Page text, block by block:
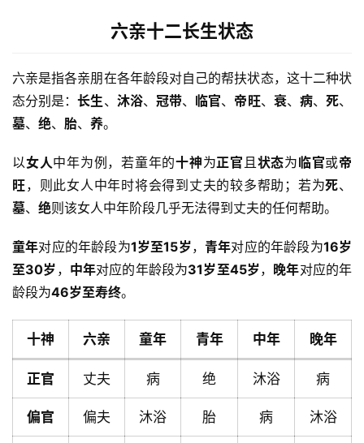
首
六亲十二长生状态
六亲是指各亲朋在各年龄段对自己的帮扶状态，这十二种状
态分别是：长生、 沐浴、 冠带、 临官、 帝旺、 衰、 病、死、
墓、 绝、 胎、 养。
以女人中年为例，若童年的十神为正官且状态为临官或帝
旺，则此女人中年时将会得到丈夫的较多帮助；若为死、
墓、 绝则该女人中年阶段几乎无法得到丈夫的任何帮助。
童年对应的年龄段为1岁至15岁，青年对应的年龄段为16岁
至30岁 ， 中年对应的年龄段为31岁至45岁， 晚年对应的年
龄段为46岁至寿终。
十神 六亲 童年 青年 中年 晚年
正官 丈夫 病 绝 沐浴 病
偏官 偏夫 沐浴 胎 病 沐浴